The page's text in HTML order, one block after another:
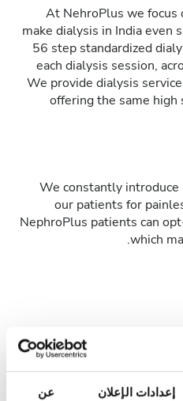
إعدادات الإعلان عن
At NehroPlus we focus
make dialysis in India even
56 step standardized
each dialysis session,
We provide dialysis
offering the same high
We constantly
our patients for
NephroPlus patients can
which